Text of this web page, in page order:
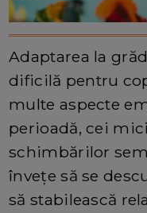
Adaptarea la
dificilă pentru
multe aspecte
perioadă, cei
schimbărilor
învețe să se
să stabilească